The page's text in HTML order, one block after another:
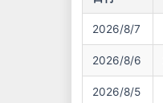
2026/8/7
2026/8/6
2026/8/5